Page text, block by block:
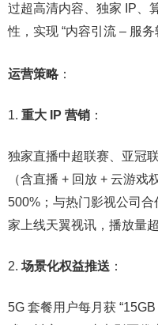
过超高清内容、独家 IP、
性，实现 “内容引流 – 服务
运营策略：​
重大 IP 营销 ：​
独家直播中超联赛、亚冠
（含直播 + 回放 + 云游
500%；与热门影视公司合
家上线天翼视讯，播放量
场景化权益推送 ：​
5G 套餐用户每月获